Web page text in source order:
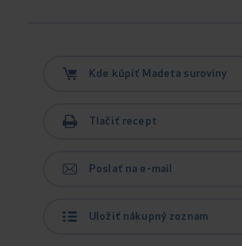
Kde kúpiť Madeta suroviny
Tlačiť recept
Poslať na e-mail
Uložiť nákupný zoznam